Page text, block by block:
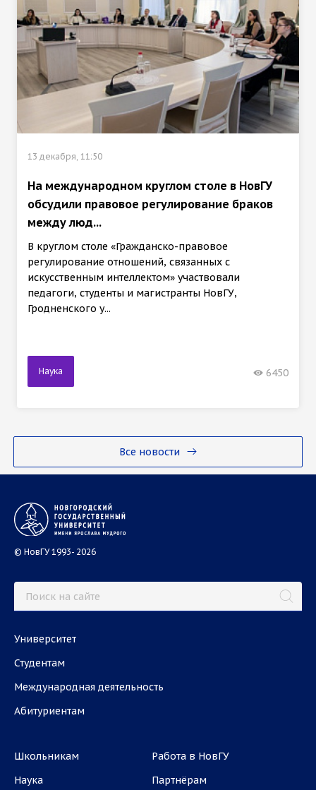
Все новости
13 декабря, 11:50
На международном круглом столе в НовГУ
обсудили правовое регулирование браков
между люд...
В круглом столе «Гражданско-правовое
регулирование отношений, связанных с
искусственным интеллектом» участвовали
педагоги, студенты и магистранты НовГУ,
Гродненского у...
Наука 6450
© НовГУ 1993- 2026
Университет
Студентам
Международная деятельность
Абитуриентам
Школьникам
Наука
Работа в НовГУ
Партнёрам